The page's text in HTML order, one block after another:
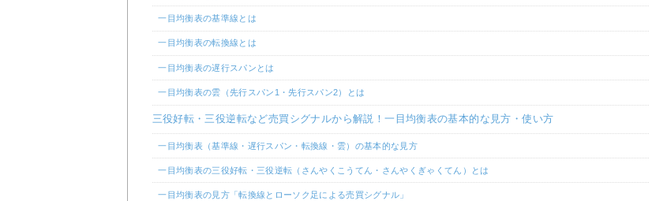
一目均衡表の基準線とは
一目均衡表の転換線とは
一目均衡表の遅行スパンとは
一目均衡表の雲（先行スパン1・先行スパン2）とは
三役好転・三役逆転など売買シグナルから解説！一目均衡表の基本的な見方・使い方
一目均衡表（基準線・遅行スパン・転換線・雲）の基本的な見方
一目均衡表の三役好転・三役逆転（さんやくこうてん・さんやくぎゃくてん）とは
一目均衡表の見方「転換線とローソク足による売買シグナル」